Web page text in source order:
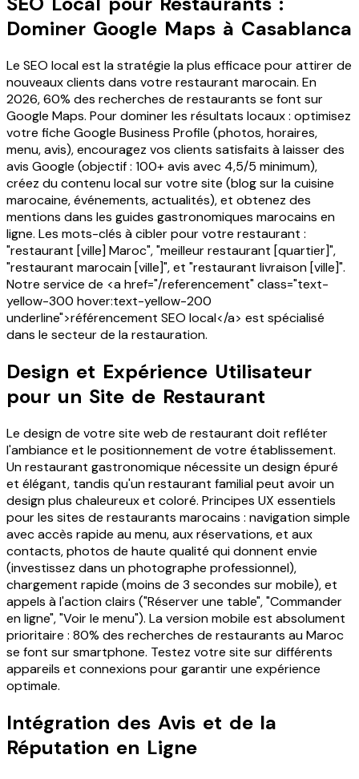
Dominer Google Maps à Casablanca
Le SEO local est la stratégie la plus efficace pour attirer de
nouveaux clients dans votre restaurant marocain. En
2026, 60% des recherches de restaurants se font sur
Google Maps. Pour dominer les résultats locaux : optimisez
votre fiche Google Business Profile (photos, horaires,
menu, avis), encouragez vos clients satisfaits à laisser des
avis Google (objectif : 100+ avis avec 4,5/5 minimum),
créez du contenu local sur votre site (blog sur la cuisine
marocaine, événements, actualités), et obtenez des
mentions dans les guides gastronomiques marocains en
ligne. Les mots-clés à cibler pour votre restaurant :
"restaurant [ville] Maroc", "meilleur restaurant [quartier]",
"restaurant marocain [ville]", et "restaurant livraison [ville]".
Notre service de <a href="/referencement" class="text-
yellow-300 hover:text-yellow-200
underline">référencement SEO local</a> est spécialisé
dans le secteur de la restauration.
Design et Expérience Utilisateur
pour un Site de Restaurant
Le design de votre site web de restaurant doit refléter
l'ambiance et le positionnement de votre établissement.
Un restaurant gastronomique nécessite un design épuré
et élégant, tandis qu'un restaurant familial peut avoir un
design plus chaleureux et coloré. Principes UX essentiels
pour les sites de restaurants marocains : navigation simple
avec accès rapide au menu, aux réservations, et aux
contacts, photos de haute qualité qui donnent envie
(investissez dans un photographe professionnel),
chargement rapide (moins de 3 secondes sur mobile), et
appels à l'action clairs ("Réserver une table", "Commander
en ligne", "Voir le menu"). La version mobile est absolument
prioritaire : 80% des recherches de restaurants au Maroc
se font sur smartphone. Testez votre site sur différents
appareils et connexions pour garantir une expérience
optimale.
Intégration des Avis et de la
Réputation en Ligne